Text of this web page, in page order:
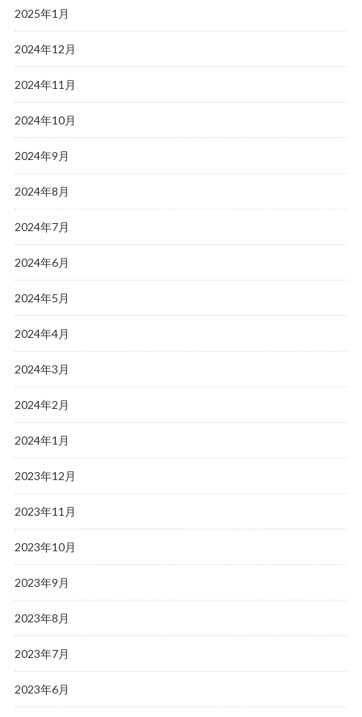
2025年1月
2024年12月
2024年11月
2024年10月
2024年9月
2024年8月
2024年7月
2024年6月
2024年5月
2024年4月
2024年3月
2024年2月
2024年1月
2023年12月
2023年11月
2023年10月
2023年9月
2023年8月
2023年7月
2023年6月